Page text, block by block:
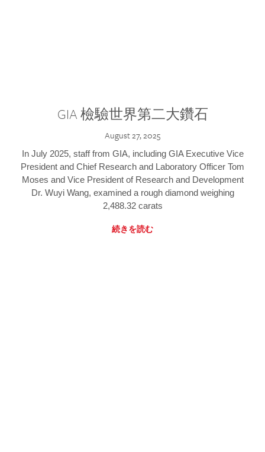
GIA 檢驗世界第二大鑽石
August 27, 2025
In July 2025, staff from GIA, including GIA Executive Vice
President and Chief Research and Laboratory Officer Tom
Moses and Vice President of Research and Development
Dr. Wuyi Wang, examined a rough diamond weighing
2,488.32 carats
続きを読む